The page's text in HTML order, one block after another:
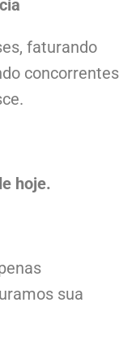
faturando
concorrentes
hoje.
sua